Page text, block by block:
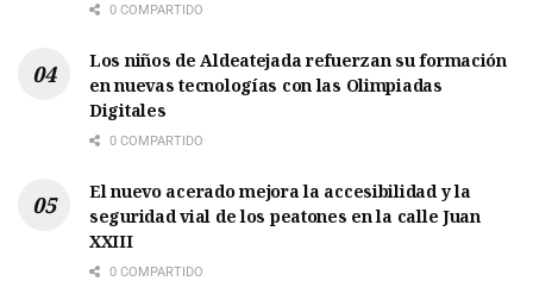
0 COMPARTIDO
Los niños de Aldeatejada refuerzan su formación
en nuevas tecnologías con las Olimpiadas
Digitales
0 COMPARTIDO
El nuevo acerado mejora la accesibilidad y la
seguridad vial de los peatones en la calle Juan
XXIII
0 COMPARTIDO